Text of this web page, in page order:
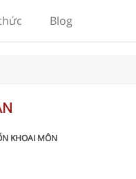
Blog
KHOAI MÔN